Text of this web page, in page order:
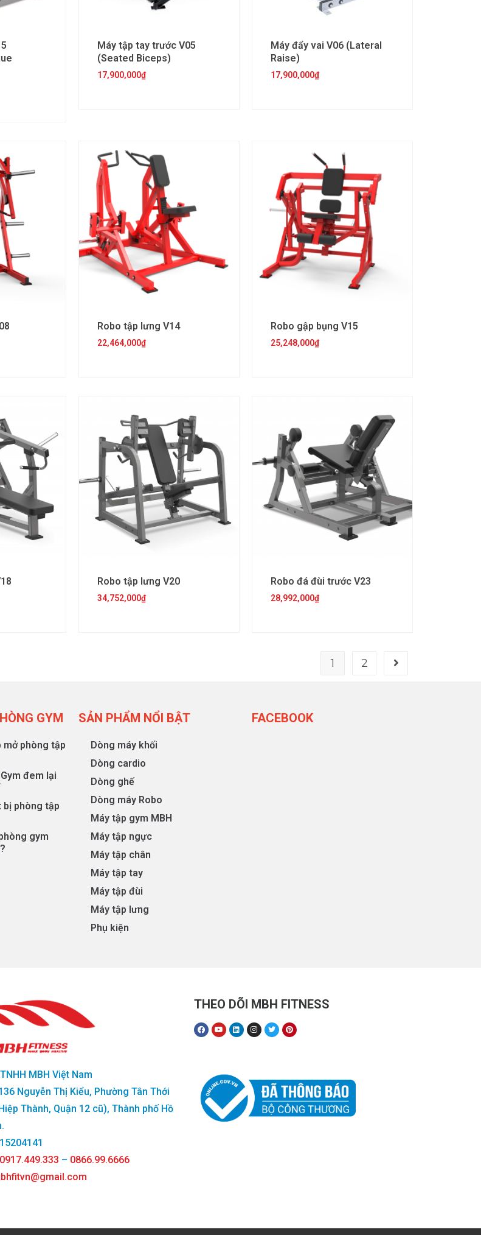
Máy tập tay trước V05
(Seated Biceps)
17,900,000₫
Máy đẩy vai V06 (Lateral
Raise)
17,900,000₫
Robo tập lưng V14
22,464,000₫
Robo gập bụng V15
25,248,000₫
Robo tập lưng V20
34,752,000₫
Robo đá đùi trước V23
28,992,000₫
1 2
GYM
mở phòng tập
đem lại
bị phòng tập
gym
SẢN PHẨM NỔI BẬT
Dòng máy khối
Dòng cardio
Dòng ghế
Dòng máy Robo
Máy tập gym MBH
Máy tập ngực
Máy tập chân
Máy tập tay
Máy tập đùi
Máy tập lưng
Phụ kiện
FACEBOOK
MBH Việt Nam
Nguyễn Thị Kiểu, Phường Tân Thới
Thành, Quận 12 cũ), Thành phố Hồ
0917.449.333 – 0866.99.6666
THEO DÕI MBH FITNESS